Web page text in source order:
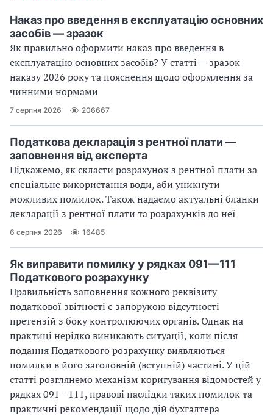
Наказ про введення в експлуатацію основних
засобів — зразок
Як правильно оформити наказ про введення в
експлуатацію основних засобів? У статті — зразок
наказу 2026 року та пояснення щодо оформлення за
чинними нормами
7 серпня 2026 206667
Податкова декларація з рентної плати —
заповнення від експерта
Підкажемо, як скласти розрахунок з рентної плати за
спеціальне використання води, аби уникнути
можливих помилок. Також надаємо актуальні бланки
декларації з рентної плати та розрахунків до неї
6 серпня 2026 16485
Як виправити помилку у рядках 091—111
Податкового розрахунку
Правильність заповнення кожного реквізиту
податкової звітності є запорукою відсутності
претензій з боку контролюючих органів. Однак на
практиці нерідко виникають ситуації, коли після
подання Податкового розрахунку виявляються
помилки в його заголовній (вступній) частині. У цій
статті розглянемо механізм коригування відомостей у
рядках 091—111, правові наслідки таких помилок та
практичні рекомендації щодо дій бухгалтера